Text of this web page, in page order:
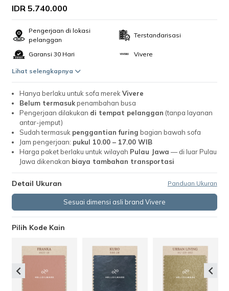
IDR 5.740.000
Pengerjaan di lokasi
pelanggan
Terstandarisasi
Garansi 30 Hari Vivere
Lihat selengkapnya
Hanya berlaku untuk sofa merekVivere
Belum termasukpenambahan busa
Pengerjaan dilakukan di tempat pelanggan (tanpa layanan
antar-jemput)
Sudah termasuk penggantian furing bagian bawah sofa
Jam pengerjaan: pukul 10.00 – 17.00 WIB
Harga paket berlaku untuk wilayah Pulau Jawa — di luar Pulau
Jawa dikenakan biaya tambahan transportasi
Detail Ukuran Panduan Ukuran
Sesuai dimensi asli brand Vivere
Pilih Kode Kain